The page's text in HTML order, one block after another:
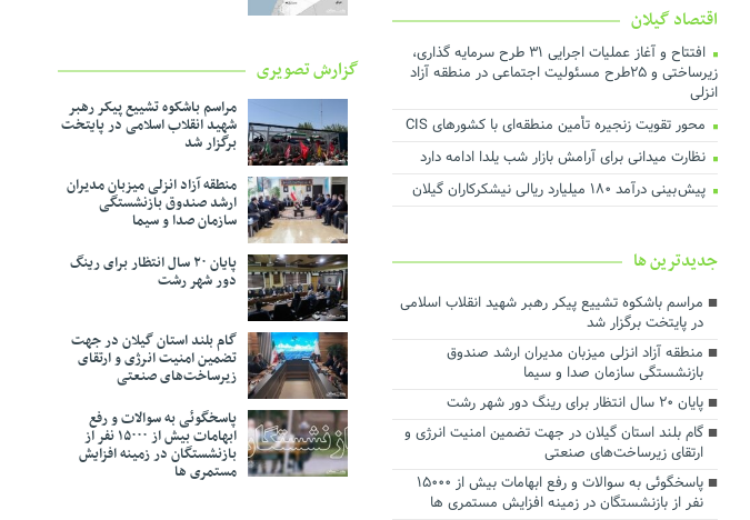
خرید تضمینی گندم در گیلان آغاز شد
لزوم اجماع رسانه‌ای برای نجات محیط‌زیست
گیلان
هم‌افزایی برای ارتقای فرهنگ مصرف و مدیریت
بهینه انرژی
تأخیر در پرداخت تسهیلات، اثربخشی حمایت از
تولید را کاهش می‌دهد
درآمد پایدار کلید توسعه شهری است
ارزش روز ۴۰ میلیارد تومانی پروژه برق اضطراری
توسعه حمل‌ونقل، انرژی و صنعت در دستور کار
استانداری گیلان
رضایت بازنشستگان و بهبود معیشت و تکریم
آنها سرلوحه اهداف سازمانی است
توسعه شبکه ریلی بندر کاسپین برای افزایش
ظرفیت ترانزیتی در دستور کار قرار گرفت
تفاهم‌نامه همکاری میان سازمان منطقه آزاد
انزلی و شرکت ملی پست جمهوری اسلامی ایران
امضا شد
اقتصاد گیلان
افتتاح و آغاز عملیات اجرایی ۳۱ طرح سرمایه گذاری،
زیرساختی و ۲۵طرح مسئولیت اجتماعی در منطقه آزاد
انزلی
محور تقویت زنجیره تأمین منطقه‌ای با کشورهای CIS
نظارت میدانی برای آرامش بازار شب یلدا ادامه دارد
پیش بینی درآمد ۱۸۰ میلیارد ریالی نیشکرکاران گیلان
جديدترين ها
مراسم باشکوه تشییع پیکر رهبر شهید انقلاب اسلامی
در پایتخت برگزار شد
منطقه آزاد انزلی میزبان مدیران ارشد صندوق
بازنشستگی سازمان صدا و سیما
پایان ۲۰ سال انتظار برای رینگ دور شهر رشت
گام بلند استان گیلان در جهت تضمین امنیت انرژی و
ارتقای زیرساخت‌های صنعتی
پاسخگوئی به سوالات و رفع ابهامات بیش از ۱۵۰۰۰
نفر از بازنشستگان در زمینه افزایش مستمری ها
گزارش تصویری
مراسم باشکوه تشییع پیکر رهبر
شهید انقلاب اسلامی در پایتخت
برگزار شد
منطقه آزاد انزلی میزبان مدیران
ارشد صندوق بازنشستگی
سازمان صدا و سیما
پایان ۲۰ سال انتظار برای رینگ
دور شهر رشت
گام بلند استان گیلان در جهت
تضمین امنیت انرژی و ارتقای
زیرساخت‌های صنعتی
پاسخگوئی به سوالات و رفع
ابهامات بیش از ۱۵۰۰۰ نفر از
بازنشستگان در زمینه افزایش
مستمری ها